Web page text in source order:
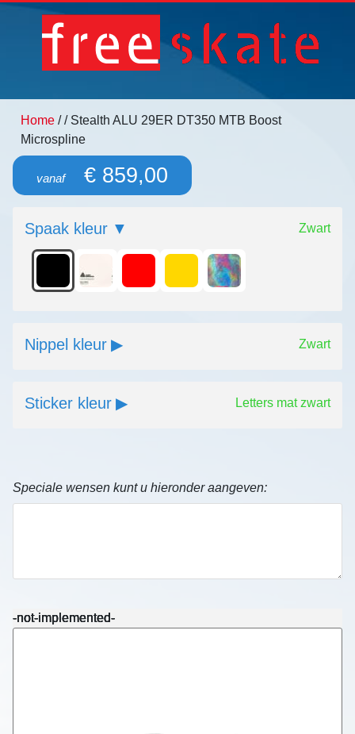
Home // Stealth ALU 29ER DT350 MTB Boost
Microspline
vanaf€ 859,00
Spaak kleur Zwart
Nippel kleur Zwart
Sticker kleur Letters mat zwart
Speciale wensen kunt u hieronder aangeven:
-not-implemented-
-not-implemented-
-not-implemented-
-not-implemented-